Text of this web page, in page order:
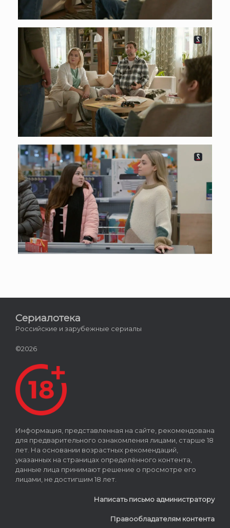
Сериалотека
Российские и зарубежные сериалы
©2026
Информация, представленная на сайте, рекомендована
для предварительного ознакомления лицами, старше 18
лет. На основании возрастных рекомендаций,
указанных на страницах определённого контента,
данные лица принимают решение о просмотре его
лицами, не достигшим 18 лет.
Написать письмо администратору
Правообладателям контента